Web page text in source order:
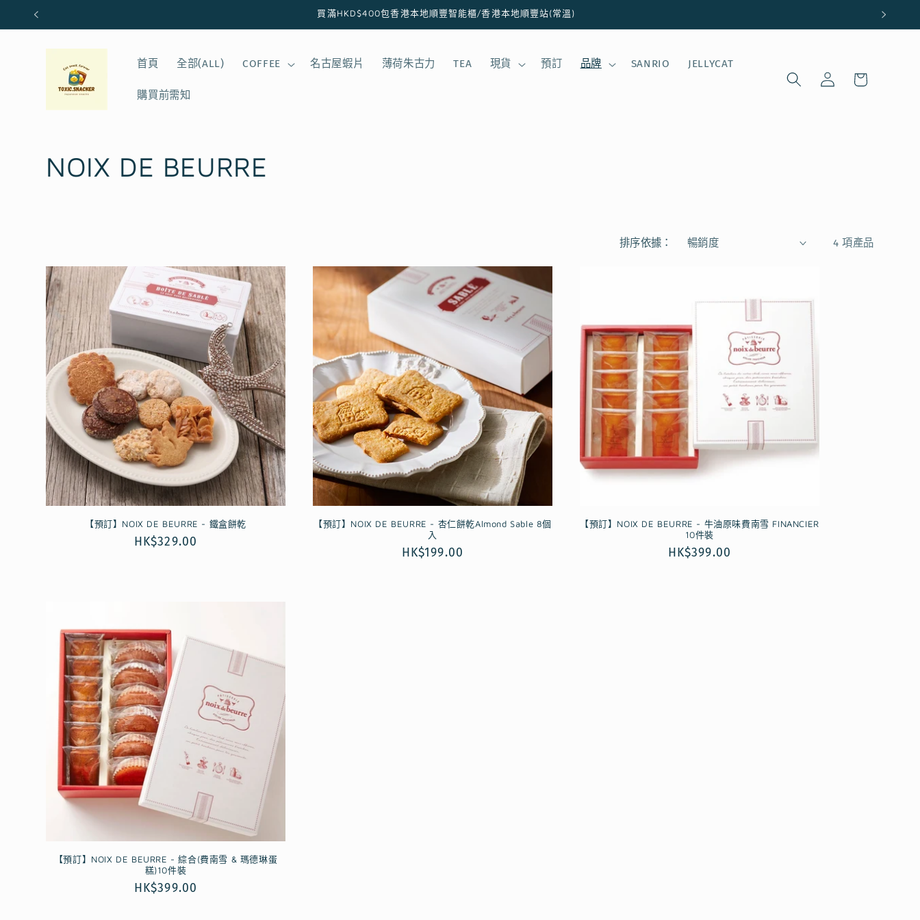
跳至內
買滿HKD$400包香港本地順豐智能櫃/香港本地順豐站(常溫)
首頁 全部(ALL) COFFEE 名古屋蝦片 薄荷朱古力 TEA 現貨 預訂 品牌 SANRIO JELLYCAT
購買前需知
登
入
物
商
列
:
NOIX DE BEURRE
排序依據： 4 項產品
【預訂】NOIX DE BEURRE - 鐵盒餅乾
定
HK$329.00
【預訂】NOIX DE BEURRE - 杏仁餅乾Almond Sable 8個
入
定
HK$199.00
【預訂】NOIX DE BEURRE - 牛油原味費南雪 FINANCIER
10件裝
定
HK$399.00
【預訂】NOIX DE BEURRE - 綜合(費南雪 & 瑪德琳蛋
糕)10件裝
定
HK$399.00